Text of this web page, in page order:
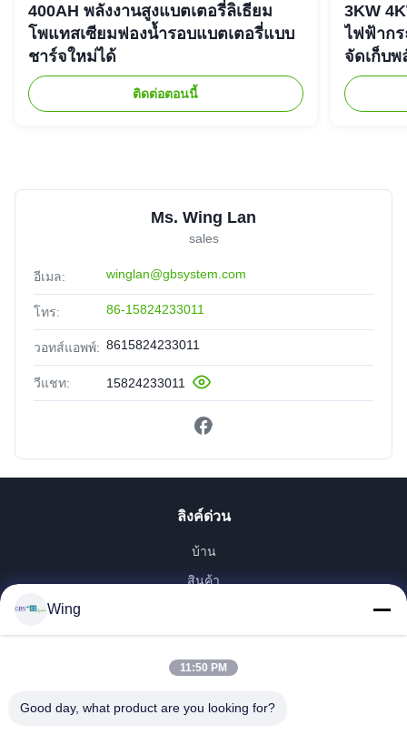
400AH พลังงานสูงแบตเตอรี่ลิเธียม
โพแทสเซียมฟองน้ำรอบแบตเตอรี่แบบ
ชาร์จใหม่ได้
ติดต่อตอนนี้
3KW
ไฟฟ้าก
จัดเก็บพ
Ms. Wing Lan
sales
อีเมล: winglan@gbsystem.com
โทร: 86-15824233011
วอทส์แอพพ์: 8615824233011
วีแชท: 15824233011
ลิงค์ด่วน
บ้าน
สินค้า
รายการ VR
เกี่ยวกับเรา
Wing
11:50 PM
Good day, what product are you looking for?